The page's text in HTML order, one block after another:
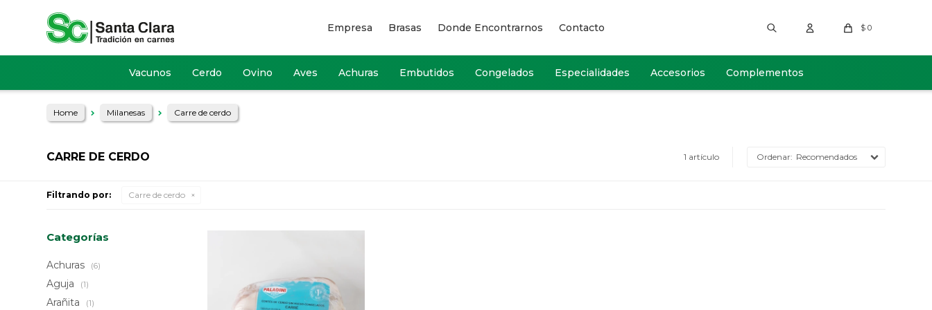
Vacunos Cerdo Ovino Aves Achuras Embutidos Congelados Especialidades Accesorios Complementos
$ 0
Empresa Brasas Donde Encontrarnos Contacto
Home Milanesas Carre de cerdo
CARRE DE CERDO 1 artículo Recomendados
Filtrando por: Carre de cerdo
Categorías
Achuras (6)
Aguja (1)
Arañita (1)